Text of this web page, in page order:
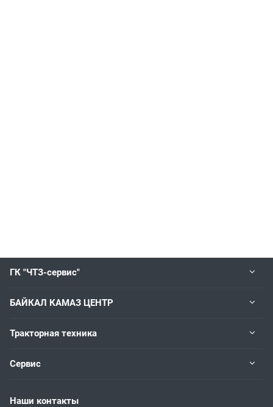
ГК "ЧТЗ-сервис"
БАЙКАЛ КАМАЗ ЦЕНТР
Тракторная техника
Сервис
Наши контакты